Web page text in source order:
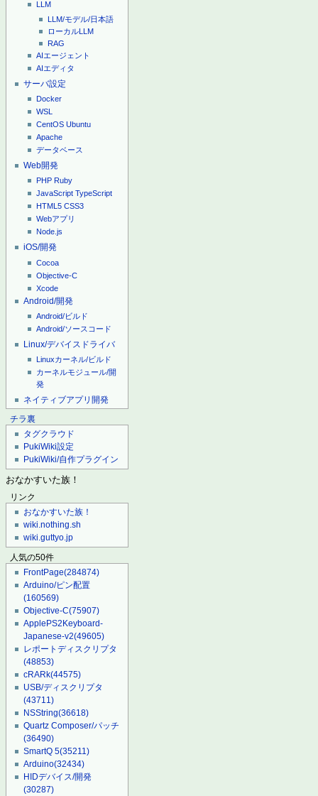
LLM
LLM/モデル/日本語
ローカルLLM
RAG
AIエージェント
AIエディタ
サーバ設定
Docker
WSL
CentOS Ubuntu
Apache
データベース
Web開発
PHP Ruby
JavaScript TypeScript
HTML5 CSS3
Webアプリ
Node.js
iOS/開発
Cocoa
Objective-C
Xcode
Android/開発
Android/ビルド
Android/ソースコード
Linux/デバイスドライバ
Linuxカーネル/ビルド
カーネルモジュール/開
発
ネイティブアプリ開発
チラ裏
タグクラウド
PukiWiki設定
PukiWiki/自作プラグイン
おなかすいた族！
リンク
おなかすいた族！
wiki.nothing.sh
wiki.guttyo.jp
人気の50件
FrontPage(284874)
Arduino/ピン配置
(160569)
Objective-C(75907)
ApplePS2Keyboard-
Japanese-v2(49605)
レポートディスクリプタ
(48853)
cRARk(44575)
USB/ディスクリプタ
(43711)
NSString(36618)
Quartz Composer/パッチ
(36490)
SmartQ 5(35211)
Arduino(32434)
HIDデバイス/開発
(30287)